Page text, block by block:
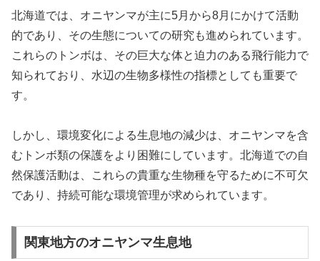
北海道では、オニヤンマが主に5月から8月にかけて活動
的であり、その生態についての研究も進められています。
これらのトンボは、その巨大な体と迫力のある飛行能力で
知られており、水辺の生物多様性の指標としても重要で
す。
しかし、環境変化による生息地の減少は、オニヤンマを含
むトンボ類の保護をより困難にしています。北海道での自
然保護活動は、これらの貴重な生物種を守るために不可欠
であり、持続可能な環境管理が求められています。
関東地方のオニヤンマ生息地